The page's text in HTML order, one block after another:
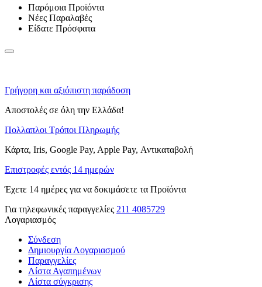
Παρόμοια Προϊόντα
Νέες Παραλαβές
Είδατε Πρόσφατα
Γρήγορη και αξιόπιστη παράδοση
Αποστολές σε όλη την Ελλάδα!
Πολλαπλοι Τρόποι Πληρωμής
Κάρτα, Iris, Google Pay, Apple Pay, Αντικαταβολή
Επιστροφές εντός 14 ημερών
Έχετε 14 ημέρες για να δοκιμάσετε τα Προϊόντα
Για τηλεφωνικές παραγγελίες 211 4085729
Λογαριασμός
Σύνδεση
Δημιουργία Λογαριασμού
Παραγγελίες
Λίστα Αγαπημένων
Λίστα σύγκρισης